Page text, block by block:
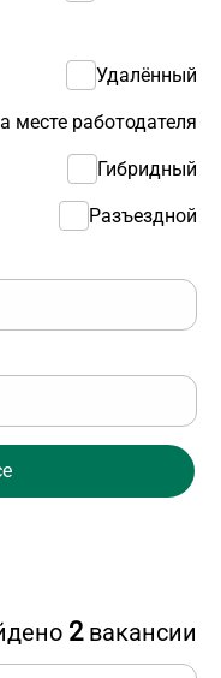
Удалённый
месте работодателя
Гибридный
Разъездной
2вакансии